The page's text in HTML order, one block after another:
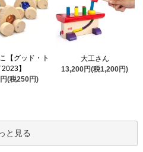
【グッド・ト
2023】
(税250円)
大工さん
13,200円(税1,200円)
と見る